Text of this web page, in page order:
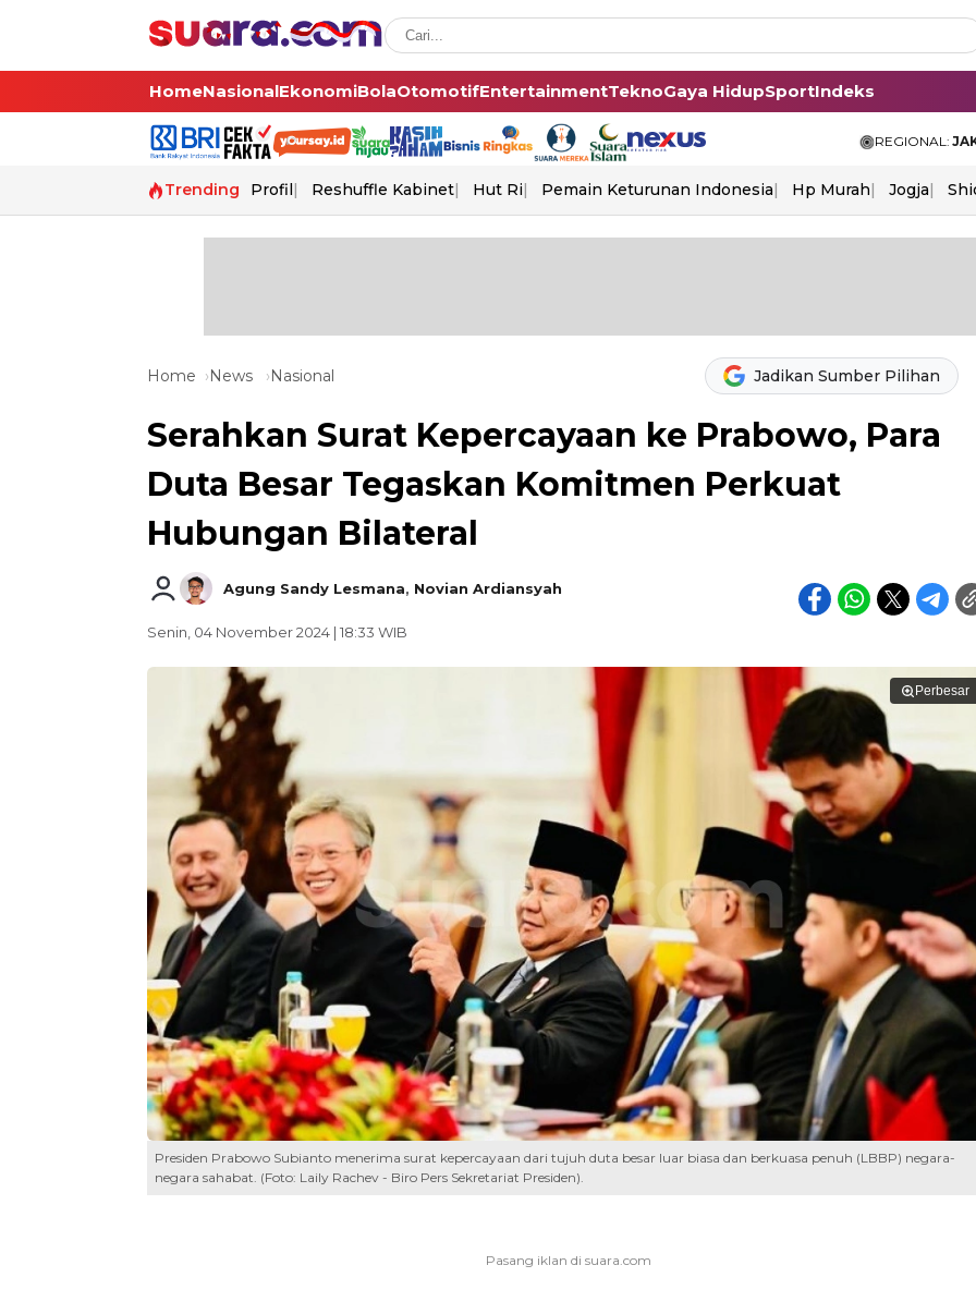
HomeNasionalEkonomiBolaOtomotifEntertainmentTeknoGaya HidupSportIndeks
REGIONAL:
Trending Profil Reshuffle Kabinet Hut Ri Pemain Keturunan Indonesia Hp Murah Jogja
Home News Nasional Jadikan Sumber Pilihan
Serahkan Surat Kepercayaan ke Prabowo, Para
Duta Besar Tegaskan Komitmen Perkuat
Hubungan Bilateral
Agung Sandy Lesmana, Novian Ardiansyah
Senin, 04 November 2024 | 18:33 WIB
Perbesar
Presiden Prabowo Subianto menerima surat kepercayaan dari tujuh duta besar luar biasa dan berkuasa penuh (LBBP) negara-
negara sahabat. (Foto: Laily Rachev - Biro Pers Sekretariat Presiden).